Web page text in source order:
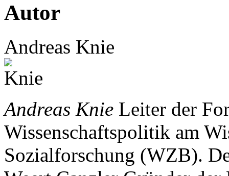
Autor
Andreas Knie
Andreas Knie Leiter der
Wissenschaftspolitik am
Sozialforschung (WZB).